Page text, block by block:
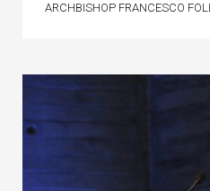
ARCHBISHOP FRANCESCO